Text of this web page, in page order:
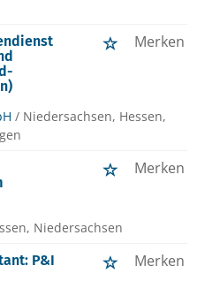
Merken
/ Niedersachsen, Hessen,
Merken
Niedersachsen
P&I
Merken